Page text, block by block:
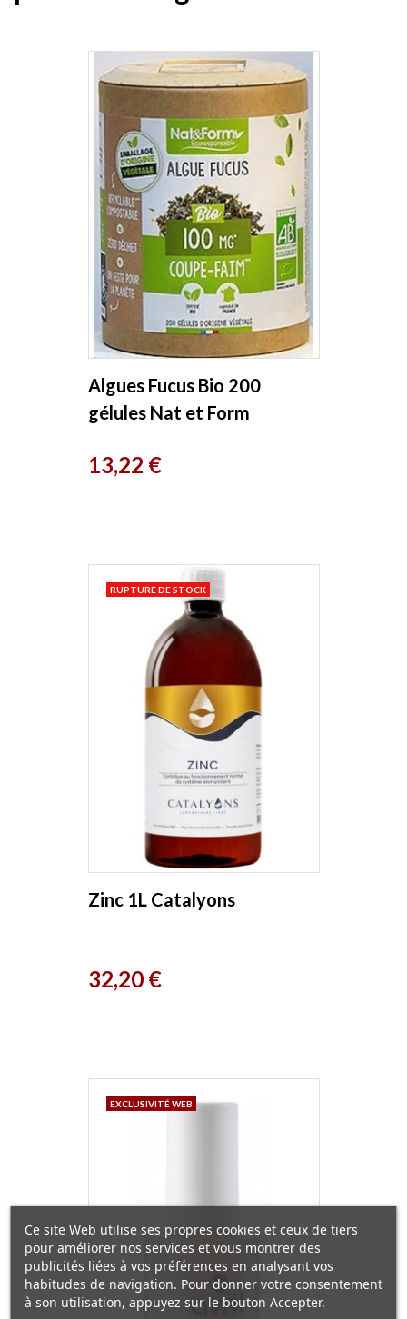
Algues Fucus Bio 200
gélules Nat et Form
Prix
13,22 €
Zinc 1L Catalyons
Prix
32,20 €
RUPTURE DE STOCK
EXCLUSIVITÉ WEB
Ce site Web utilise ses propres cookies et ceux de tiers
pour améliorer nos services et vous montrer des
publicités liées à vos préférences en analysant vos
habitudes de navigation. Pour donner votre consentement
à son utilisation, appuyez sur le bouton Accepter.